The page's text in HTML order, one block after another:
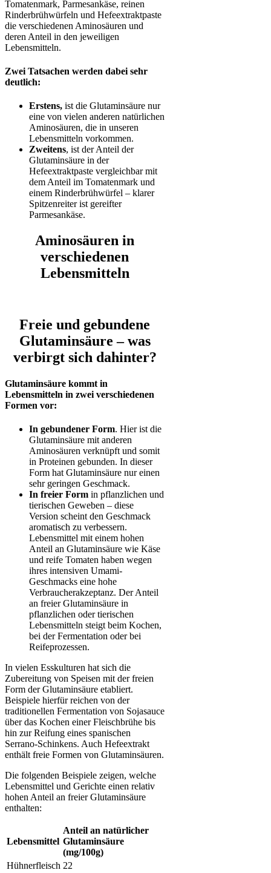
Tomatenmark, Parmesankäse, reinen
Rinderbrühwürfeln und Hefeextraktpaste
die verschiedenen Aminosäuren und
deren Anteil in den jeweiligen
Lebensmitteln.
Zwei Tatsachen werden dabei sehr
deutlich:
Erstens, ist die Glutaminsäure nur
eine von vielen anderen natürlichen
Aminosäuren, die in unseren
Lebensmitteln vorkommen.
Zweitens, ist der Anteil der
Glutaminsäure in der
Hefeextraktpaste vergleichbar mit
dem Anteil im Tomatenmark und
einem Rinderbrühwürfel – klarer
Spitzenreiter ist gereifter
Parmesankäse.
Aminosäuren in
verschiedenen
Lebensmitteln
Freie und gebundene
Glutaminsäure – was
verbirgt sich dahinter?
Glutaminsäure kommt in
Lebensmitteln in zwei verschiedenen
Formen vor:
In gebundener Form. Hier ist die
Glutaminsäure mit anderen
Aminosäuren verknüpft und somit
in Proteinen gebunden. In dieser
Form hat Glutaminsäure nur einen
sehr geringen Geschmack.
In freier Form in pflanzlichen und
tierischen Geweben – diese
Version scheint den Geschmack
aromatisch zu verbessern.
Lebensmittel mit einem hohen
Anteil an Glutaminsäure wie Käse
und reife Tomaten haben wegen
ihres intensiven Umami-
Geschmacks eine hohe
Verbraucherakzeptanz. Der Anteil
an freier Glutaminsäure in
pflanzlichen oder tierischen
Lebensmitteln steigt beim Kochen,
bei der Fermentation oder bei
Reifeprozessen.
In vielen Esskulturen hat sich die
Zubereitung von Speisen mit der freien
Form der Glutaminsäure etabliert.
Beispiele hierfür reichen von der
traditionellen Fermentation von Sojasauce
über das Kochen einer Fleischbrühe bis
hin zur Reifung eines spanischen
Serrano-Schinkens. Auch Hefeextrakt
enthält freie Formen von Glutaminsäuren.
Die folgenden Beispiele zeigen, welche
Lebensmittel und Gerichte einen relativ
hohen Anteil an freier Glutaminsäure
enthalten:
Lebensmittel
Anteil an natürlicher
Glutaminsäure
(mg/100g)
Hühnerfleisch 22